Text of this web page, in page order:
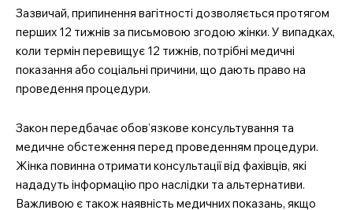
Зазвичай, припинення вагітності дозволяється протягом
перших 12 тижнів за письмовою згодою жінки. У випадках,
коли термін перевищує 12 тижнів, потрібні медичні
показання або соціальні причини, що дають право на
проведення процедури.
Закон передбачає обов’язкове консультування та
медичне обстеження перед проведенням процедури.
Жінка повинна отримати консультації від фахівців, які
нададуть інформацію про наслідки та альтернативи.
Важливою є також наявність медичних показань, якщо